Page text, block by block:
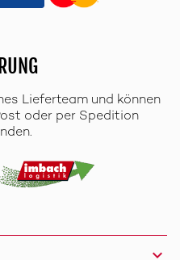
Lieferteam und können
oder per Spedition